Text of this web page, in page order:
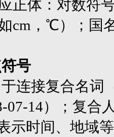
正体：对数符
cm，℃）；国
号
于连接复合名
07-14）；复合
示时间、地域